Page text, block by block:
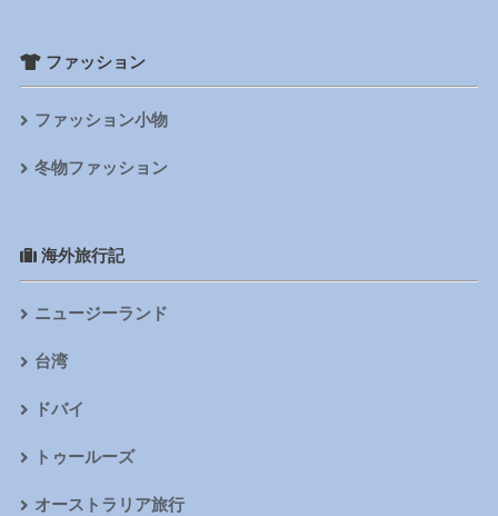
ファッション
ファッション小物
冬物ファッション
海外旅行記
ニュージーランド
台湾
ドバイ
トゥールーズ
オーストラリア旅行